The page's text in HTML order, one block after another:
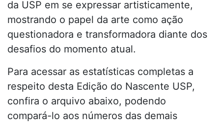
da USP em se expressar artisticamente,
mostrando o papel da arte como ação
questionadora e transformadora diante dos
desafios do momento atual.
Para acessar as estatísticas completas a
respeito desta Edição do Nascente USP,
confira o arquivo abaixo, podendo
compará-lo aos números das demais